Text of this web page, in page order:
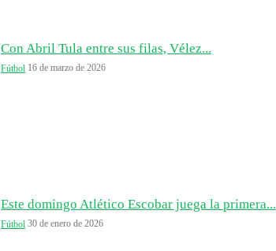
Con Abril Tula entre sus filas, Vélez...
Fútbol 16 de marzo de 2026
Este domingo Atlético Escobar juega la primera...
Fútbol 30 de enero de 2026